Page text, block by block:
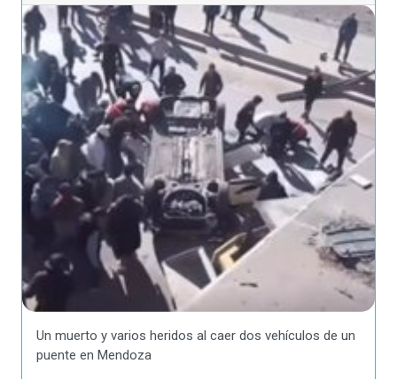
Un muerto y varios heridos al caer dos vehículos de un
puente en Mendoza